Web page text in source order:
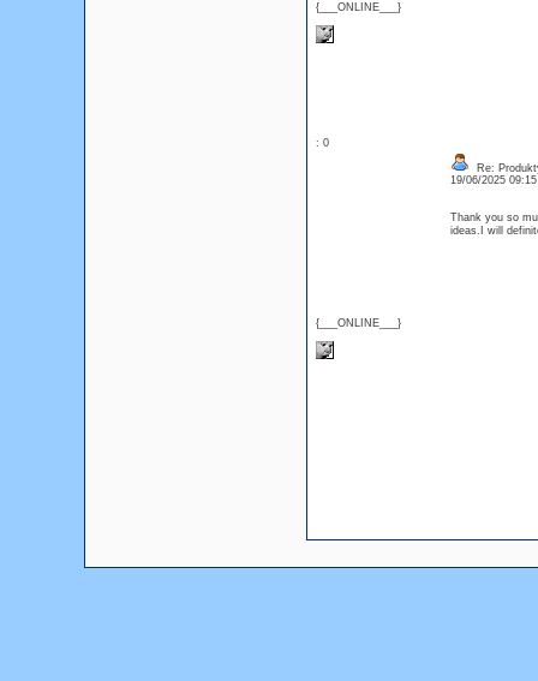
{___ONLINE___}
: 0
{___ONLINE___}
Re:
19/06/2025
Thank you so
ideas.I will